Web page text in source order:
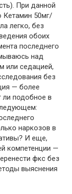
При данной
Кетамин 50мг/
легко, без
обоих
последнего
над
или седацией,
без
— более
ли подобное в
наркозов в
И еще,
компетенции —
фкс без
выяснения